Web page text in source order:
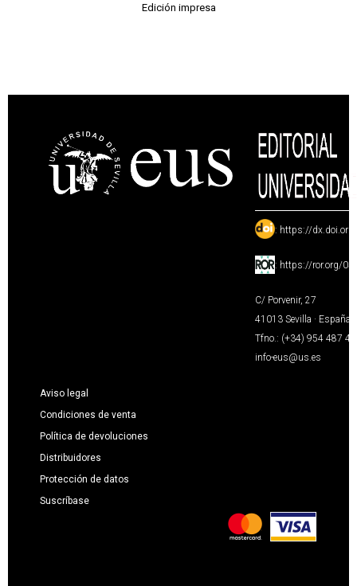
Edición impresa
: https://
: https://ror.org/
C/ Porvenir, 27
41013 Sevilla · España
Tfno.: (+34) 954 487
info-eus@us.es
Aviso legal
Condiciones de venta
Política de devoluciones
Distribuidores
Protección de datos
Suscríbase